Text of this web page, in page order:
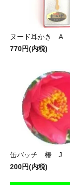
ヌード耳かき A
770円(内税)
缶バッチ 椿 J
200円(内税)